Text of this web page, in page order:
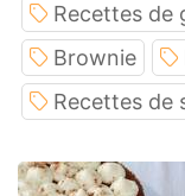
Recettes de
Brownie
Recettes de